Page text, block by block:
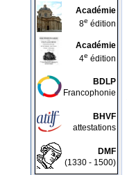
Académie
8e édition
Académie
4e édition
BDLP
Francophonie
BHVF
attestations
DMF
(1330 - 1500)